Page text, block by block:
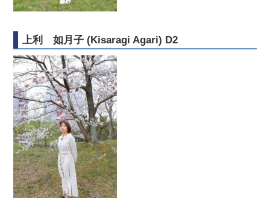
上利 如月子 (Kisaragi Agari) D2